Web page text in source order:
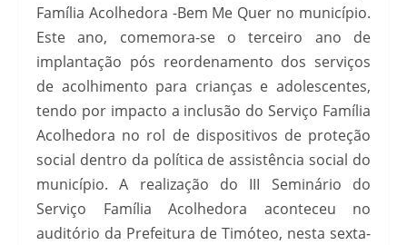
Família Acolhedora -Bem Me Quer no município.
Este ano, comemora-se o terceiro ano de
implantação pós reordenamento dos serviços
de acolhimento para crianças e adolescentes,
tendo por impacto a inclusão do Serviço Família
Acolhedora no rol de dispositivos de proteção
social dentro da política de assistência social do
município. A realização do III Seminário do
Serviço Família Acolhedora aconteceu no
auditório da Prefeitura de Timóteo, nesta sexta-